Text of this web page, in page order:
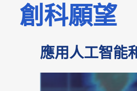
創科願望
應用人工智能